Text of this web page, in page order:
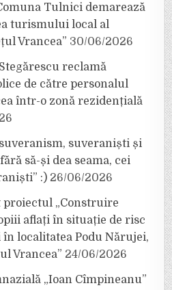
Tulnici demarează
turismului local al
Vrancea” 30/06/2026
reclamă
de către personalul
într-o zonă rezidențială
suveraniști și
să-și dea seama, cei
:) 26/06/2026
proiectul „Construire
aflați în situație de risc
localitatea Podu Nărujei,
Vrancea” 24/06/2026
„Ioan Cîmpineanu”